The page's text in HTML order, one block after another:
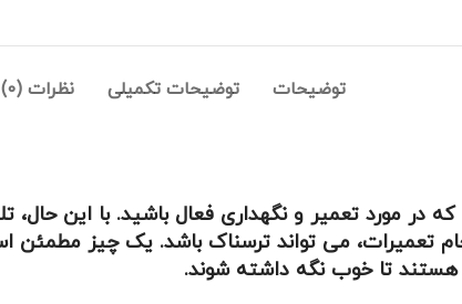
توضیحات توضیحات تکمیلی نظرات (0)
مورد تعمیر و نگهداری فعال باشید. با این حال،
تعمیرات، می تواند ترسناک باشد. یک چیز
تا خوب نگه داشته شوند.